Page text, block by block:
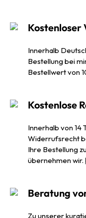
Kostenloser
Innerhalb
Bestellung bei
Bestellwert von
Kostenlose
Innerhalb von 14
Widerrufsrecht
Ihre Bestellung
übernehmen wir.
Beratung
Zu unserer